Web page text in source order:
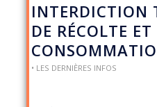
INTERDICTION
DE RÉCOLTE ET
• LES DERNIÈRES INFOS